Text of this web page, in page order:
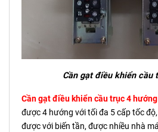
Cần gạt điều khiển cầu
Cần gạt điều khiển cầu trục 4
được 4 hướng với tối đa 5 cấp tốc
được với biến tần, được nhiều nhà